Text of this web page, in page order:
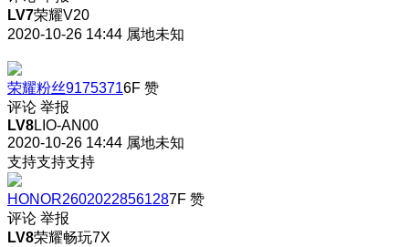
LV7荣耀V20
2020-10-26 14:44 属地未知
荣耀粉丝91753716F 赞
评论 举报
LV8LIO-AN00
2020-10-26 14:44 属地未知
支持支持支持
HONOR26020228561287F 赞
评论 举报
LV8荣耀畅玩7X